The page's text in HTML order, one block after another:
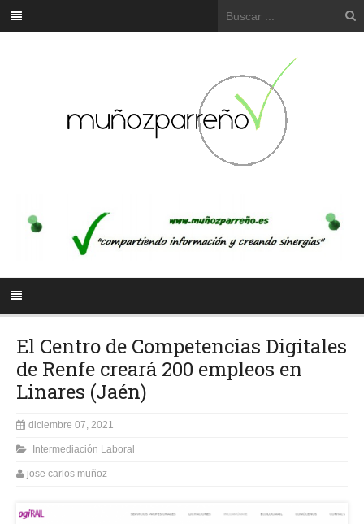
El Centro de Competencias Digitales
de Renfe creará 200 empleos en
Linares (Jaén)
diciembre 07, 2021
Intermediación Laboral
jose carlos muñoz